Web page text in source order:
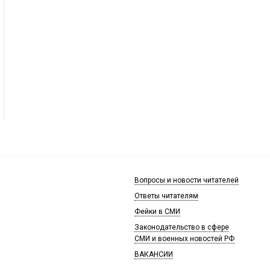
Вопросы и новости читателей
Ответы читателям
Фейки в СМИ
Законодательство в сфере
СМИ и военных новостей РФ
ВАКАНСИИ